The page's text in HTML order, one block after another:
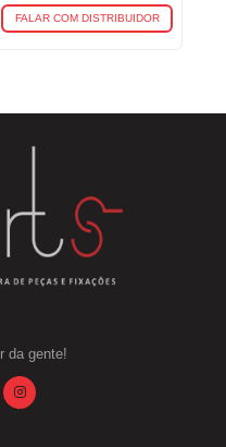
FALAR COM DISTRIBUIDOR
da gente!